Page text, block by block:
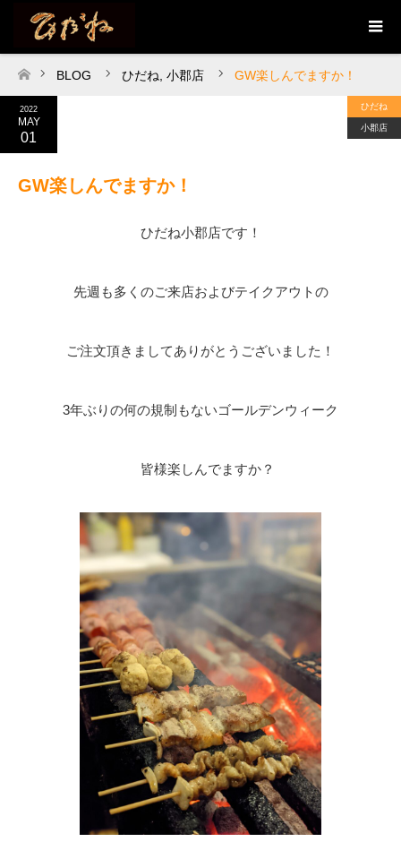
ホーム
BLOG ひだね 小郡店 GW楽しんでますか！
2022
MAY
01
ひだね
小郡店
GW楽しんでますか！
ひだね小郡店です！
先週も多くのご来店およびテイクアウトの
ご注文頂きましてありがとうございました！
3年ぶりの何の規制もないゴールデンウィーク
皆様楽しんでますか？